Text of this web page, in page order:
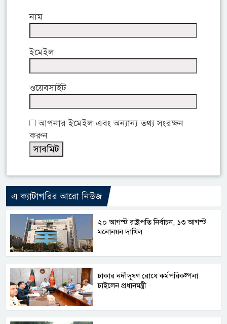
নাম
ইমেইল
ওয়েবসাইট
আপনার ইমেইল এবং অন্যান্য তথ্য সংরক্ষন
করুন
এ ক্যাটাগরির আরো নিউজ
২০ আগস্ট রাষ্ট্রপতি নির্বাচন, ১৩ আগস্ট
মনোনয়ন দাখিল
ঢাকার নদীদূষণ রোধে কর্মপরিকল্পনা
চাইলেন প্রধানমন্ত্রী